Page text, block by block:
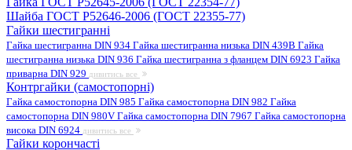
Шайба ГОСТ Р52646-2006 (ГОСТ 22355-77)
Гайки шестигранні
Гайка шестигранна DIN 934 Гайка шестигранна низька DIN 439B Гайка
шестигранна низька DIN 936 Гайка шестигранна з фланцем DIN 6923 Гайка
приварна DIN 929 дивитись все
Контргайки (самостопорні)
Гайка самостопорна DIN 985 Гайка самостопорна DIN 982 Гайка
самостопорна DIN 980V Гайка самостопорна DIN 7967 Гайка самостопорна
висока DIN 6924 дивитись все
Гайки корончасті